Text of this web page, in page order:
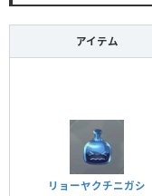
アイテム
リョーヤクチニガシ